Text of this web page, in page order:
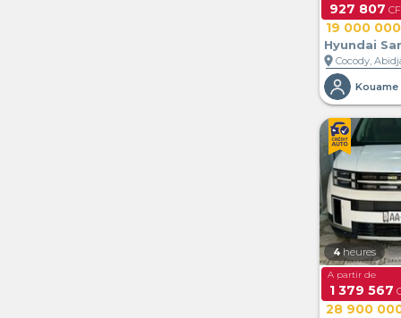
927 807
19 000 000
Hyundai
location_on Cocody,
Kouame
4 heures
A partir de
1 379 567
28 900